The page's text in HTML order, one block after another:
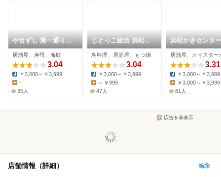
や台ずし 第一通り駅
前町
居酒屋、寿司、海鮮
3.04
Dinner:
￥3,000～￥3,999
Lunch:
-
35人
じとっこ組合 浜松モ
ール街店
鳥料理、居酒屋、もつ鍋
3.04
Dinner:
￥3,000～￥3,999
Lunch:
～￥999
47人
浜松かきセンター
3.31
Dinner:
￥3,000～￥3,999
Lunch:
￥3,000～￥3,999
81人
広告を非表示
店舗情報（詳細） 編集